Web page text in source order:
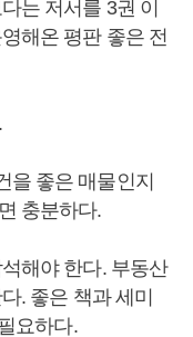
는 저서를 3권 이
해온 평판 좋은 전
을 좋은 매물인지
충분하다.
해야 한다. 부동산
. 좋은 책과 세미
요하다.